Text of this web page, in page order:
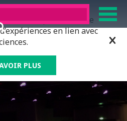
tous ceux qui ont soif de
en lien avec
PLUS